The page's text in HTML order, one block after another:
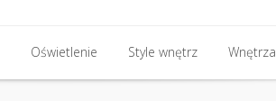
Oświetlenie Style wnętrz Wnętrza